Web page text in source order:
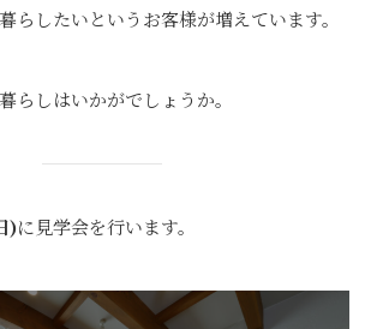
らしたいというお客様が増えています。
らしはいかがでしょうか。
)に見学会を行います。